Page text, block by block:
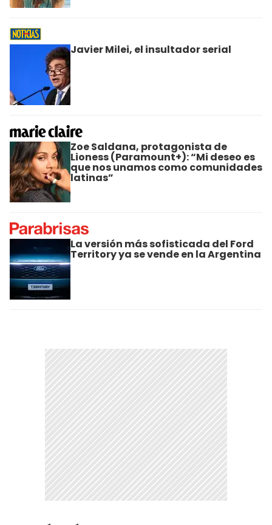
Javier Milei, el insultador serial
Zoe Saldana, protagonista de
Lioness (Paramount+): “Mi deseo es
que nos unamos como comunidades
latinas”
La versión más sofisticada del Ford
Territory ya se vende en la Argentina